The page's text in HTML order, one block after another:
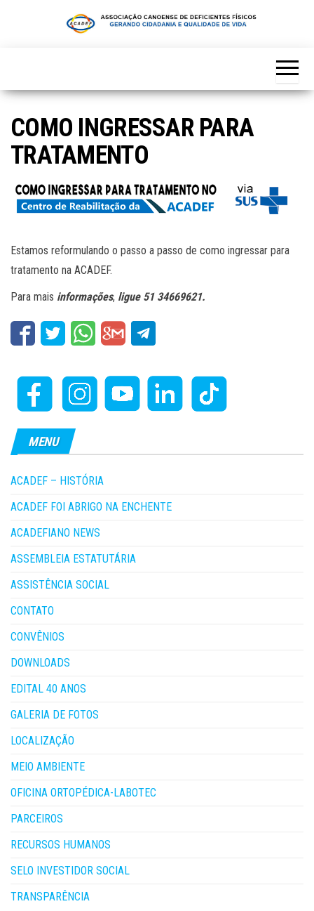
COMO INGRESSAR PARA
TRATAMENTO
Estamos reformulando o passo a passo de como ingressar para
tratamento na ACADEF.
Para mais informações, ligue 51 34669621.
MENU
ACADEF – HISTÓRIA
ACADEF FOI ABRIGO NA ENCHENTE
ACADEFIANO NEWS
ASSEMBLEIA ESTATUTÁRIA
ASSISTÊNCIA SOCIAL
CONTATO
CONVÊNIOS
DOWNLOADS
EDITAL 40 ANOS
GALERIA DE FOTOS
LOCALIZAÇÃO
MEIO AMBIENTE
OFICINA ORTOPÉDICA-LABOTEC
PARCEIROS
RECURSOS HUMANOS
SELO INVESTIDOR SOCIAL
TRANSPARÊNCIA